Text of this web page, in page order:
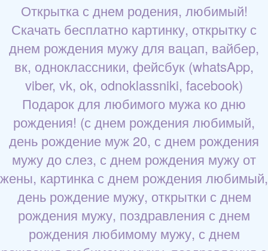
Открытка с днем родения, любимый!
Скачать бесплатно картинку, открытку с
днем рождения мужу для вацап, вайбер,
вк, одноклассники, фейсбук (whatsApp,
viber, vk, ok, odnoklassniki, facebook)
Подарок для любимого мужа ко дню
рождения! (с днем рождения любимый,
день рождение муж 20, с днем рождения
мужу до слез, с днем рождения мужу от
жены, картинка с днем рождения любимый,
день рождение мужу, открытки с днем
рождения мужу, поздравления с днем
рождения любимому мужу, с днем